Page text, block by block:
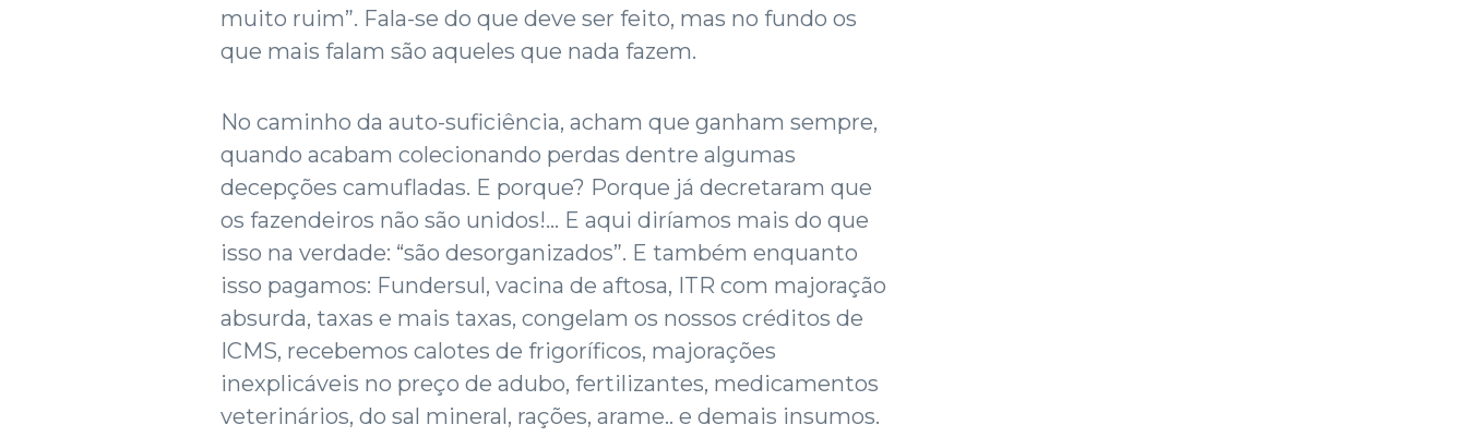
muito ruim”. Fala-se do que deve ser feito, mas no fundo os
que mais falam são aqueles que nada fazem.
No caminho da auto-suficiência, acham que ganham sempre,
quando acabam colecionando perdas dentre algumas
decepções camufladas. E porque? Porque já decretaram que
os fazendeiros não são unidos!... E aqui diríamos mais do que
isso na verdade: “são desorganizados”. E também enquanto
isso pagamos: Fundersul, vacina de aftosa, ITR com majoração
absurda, taxas e mais taxas, congelam os nossos créditos de
ICMS, recebemos calotes de frigoríficos, majorações
inexplicáveis no preço de adubo, fertilizantes, medicamentos
veterinários, do sal mineral, rações, arame.. e demais insumos.